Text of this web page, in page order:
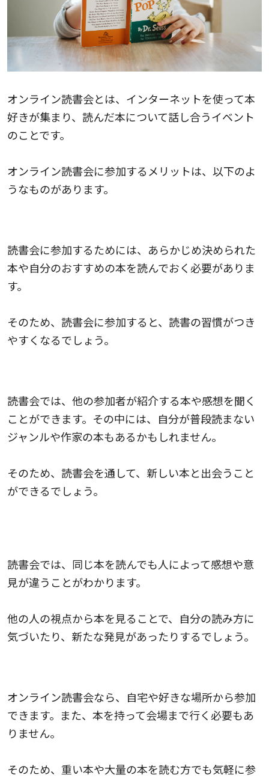
オンライン読書会とは、インターネットを使って本
好きが集まり、読んだ本について話し合うイベント
のことです。
オンライン読書会に参加するメリットは、以下のよ
うなものがあります。
読書会に参加するためには、あらかじめ決められた
本や自分のおすすめの本を読んでおく必要がありま
す。
そのため、読書会に参加すると、読書の習慣がつき
やすくなるでしょう。
読書会では、他の参加者が紹介する本や感想を聞く
ことができます。その中には、自分が普段読まない
ジャンルや作家の本もあるかもしれません。
そのため、読書会を通して、新しい本と出会うこと
ができるでしょう。
読書会では、同じ本を読んでも人によって感想や意
見が違うことがわかります。
他の人の視点から本を見ることで、自分の読み方に
気づいたり、新たな発見があったりするでしょう。
オンライン読書会なら、自宅や好きな場所から参加
できます。また、本を持って会場まで行く必要もあ
りません。
そのため、重い本や大量の本を読む方でも気軽に参